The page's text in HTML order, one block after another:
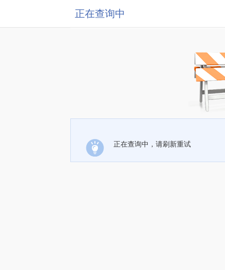
正在查询中
正在查询中，请刷新重试